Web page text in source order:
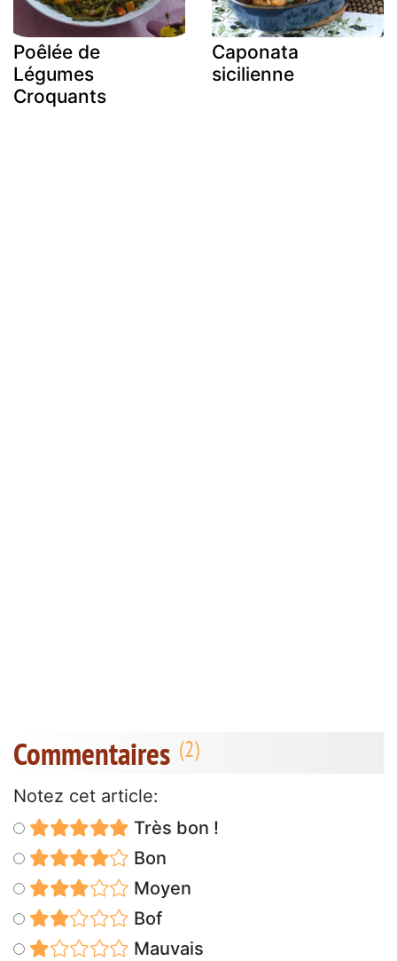
Poêlée de
Légumes
Croquants
Caponata
sicilienne
Commentaires
Notez cet article:
Très bon !
Bon
Moyen
Bof
Mauvais